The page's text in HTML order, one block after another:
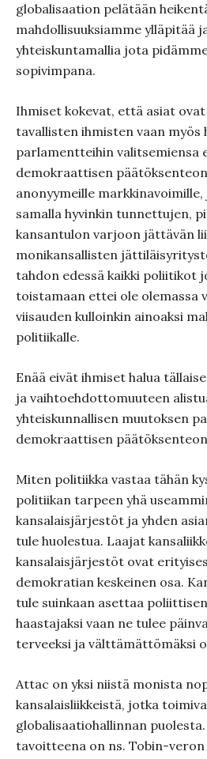
globalisaation pelätään
mahdollisuuksiamme ylläpitää
yhteiskuntamallia jota
sopivimpana.
Ihmiset kokevat, että asiat
tavallisten ihmisten vaan myös
parlamentteihin valitsemiensa
demokraattisen
anonyymeille
samalla hyvinkin tunnettujen,
kansantulon varjoon jättävän
monikansallisten
tahdon edessä kaikki poliitikot
toistamaan ettei ole olemassa
viisauden kulloinkin ainoaksi
politiikalle.
Enää eivät ihmiset halua
ja vaihtoehdottomuuteen
yhteiskunnallisen muutoksen
demokraattisen
Miten politiikka vastaa tähän
politiikan tarpeen yhä
kansalaisjärjestöt ja yhden
tule huolestua. Laajat
kansalaisjärjestöt ovat
demokratian keskeinen osa.
tule suinkaan asettaa
haastajaksi vaan ne tulee
terveeksi ja välttämättömäksi
Attac on yksi niistä monista
kansalaisliikkeistä, jotka
globalisaatiohallinnan
tavoitteena on ns. Tobin-veron